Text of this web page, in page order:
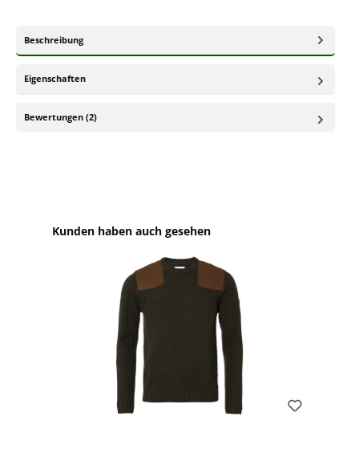
Beschreibung
Eigenschaften
Bewertungen (2)
Produktgalerie überspringen
Kunden haben auch gesehen